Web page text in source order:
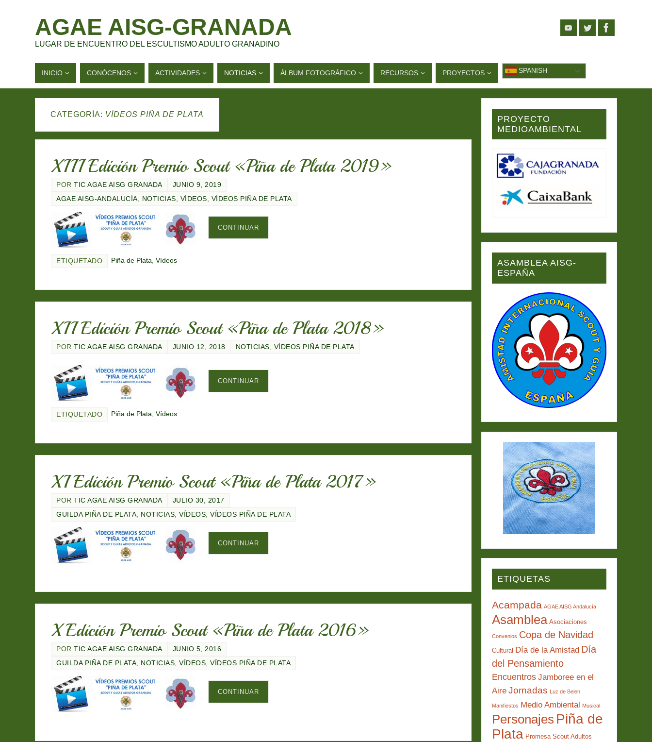
AGAE AISG-GRANADA
LUGAR DE ENCUENTRO DEL ESCULTISMO ADULTO GRANADINO
INICIO CONÓCENOS ACTIVIDADES NOTICIAS ÁLBUM FOTOGRÁFICO RECURSOS PROYECTOS SPANISH
CATEGORÍA: VÍDEOS PIÑA DE PLATA
XIII Edición Premio Scout «Piña de Plata 2019»
POR TIC AGAE AISG GRANADA
JUNIO 9, 2019
AGAE AISG-ANDALUCÍA, NOTICIAS, VÍDEOS, VÍDEOS PIÑA DE PLATA
CONTINUAR
ETIQUETADO Piña de Plata, Vídeos
XII Edición Premio Scout «Piña de Plata 2018»
POR TIC AGAE AISG GRANADA JUNIO 12, 2018 NOTICIAS VÍDEOS PIÑA DE PLATA
CONTINUAR
ETIQUETADO Piña de Plata, Vídeos
XI Edición Premio Scout «Piña de Plata 2017»
POR TIC AGAE AISG GRANADA
JULIO 30, 2017
GUILDA PIÑA DE PLATA
NOTICIAS VÍDEOS VÍDEOS PIÑA DE PLATA
CONTINUAR
X Edición Premio Scout «Piña de Plata 2016»
POR TIC AGAE AISG GRANADA
JUNIO 5, 2016
GUILDA PIÑA DE PLATA, NOTICIAS, VÍDEOS, VÍDEOS PIÑA DE PLATA
CONTINUAR
PROYECTO
MEDIOAMBIENTAL
ASAMBLEA AISG-
ESPAÑA
ETIQUETAS
Acampada AGAE AISG Andalucía
Asamblea Asociaciones
Convenios Copa de Navidad
Cultural Día de la Amistad Día
del Pensamiento
Encuentros Jamboree en el
Aire Jornadas Luz de Belen
Manifiestos Medio Ambiental Musical
Personajes Piña de
Plata Promesa Scout Adultos